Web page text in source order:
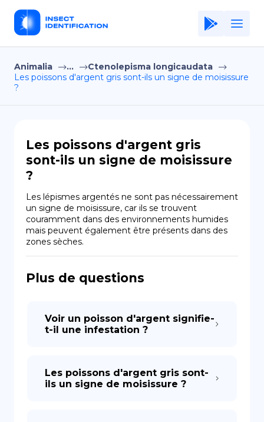
Home
Application
Privacy Policy
EN
ES
Animalia ...
Ctenolepisma longicaudata
Les poissons d'argent gris sont-ils un signe de moisissure
?
Les poissons d'argent gris
sont-ils un signe de moisissure
?
Les lépismes argentés ne sont pas nécessairement
un signe de moisissure, car ils se trouvent
couramment dans des environnements humides
mais peuvent également être présents dans des
zones sèches.
Plus de questions
Voir un poisson d'argent signifie-
t-il une infestation ?
Les poissons d'argent gris sont-
ils un signe de moisissure ?